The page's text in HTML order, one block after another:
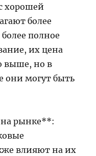
хорошей
более
полное
их цена
выше, но в
они могут быть
рынке**:
влияют на их